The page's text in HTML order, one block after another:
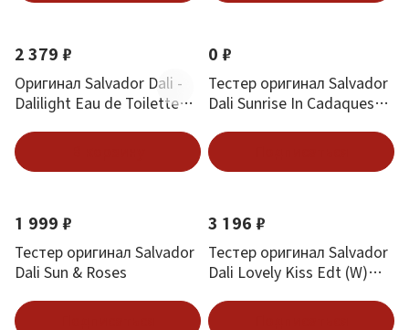
2 379 ₽
Оригинал Salvador Dali -
Dalilight Eau de Toilette
0 ₽
Тестер оригинал Salvador
Dali Sunrise In Cadaques
1 999 ₽
Тестер оригинал Salvador
Dali Sun & Roses
3 196 ₽
Тестер оригинал Salvador
Dali Lovely Kiss Edt (W)